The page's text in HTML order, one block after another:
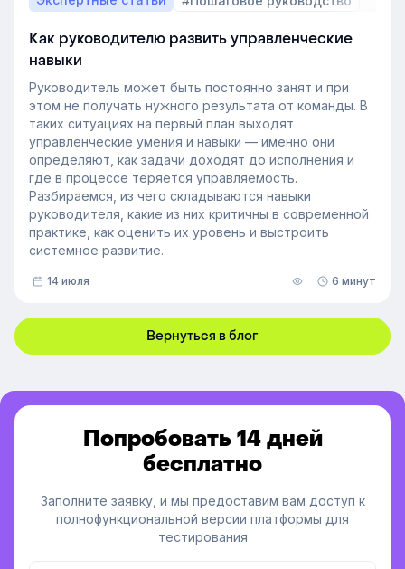
искать полностью готовых специалистов и как
развивать нужные компетенции внутри компании.
Как руководителю развить управленческие
навыки
Руководитель может быть постоянно занят и при
этом не получать нужного результата от команды. В
таких ситуациях на первый план выходят
управленческие умения и навыки — именно они
определяют, как задачи доходят до исполнения и
где в процессе теряется управляемость.
Разбираемся, из чего складываются навыки
руководителя, какие из них критичны в современной
практике, как оценить их уровень и выстроить
системное развитие.
14 июля 6 минут
Вернуться в блог
Попробовать 14 дней
бесплатно
Заполните заявку, и мы предоставим вам доступ к
полнофункциональной версии платформы для
тестирования